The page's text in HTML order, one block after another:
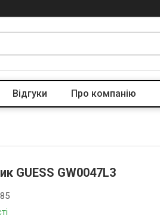
Вiдгуки Про компанiю
GUESS GW0047L3